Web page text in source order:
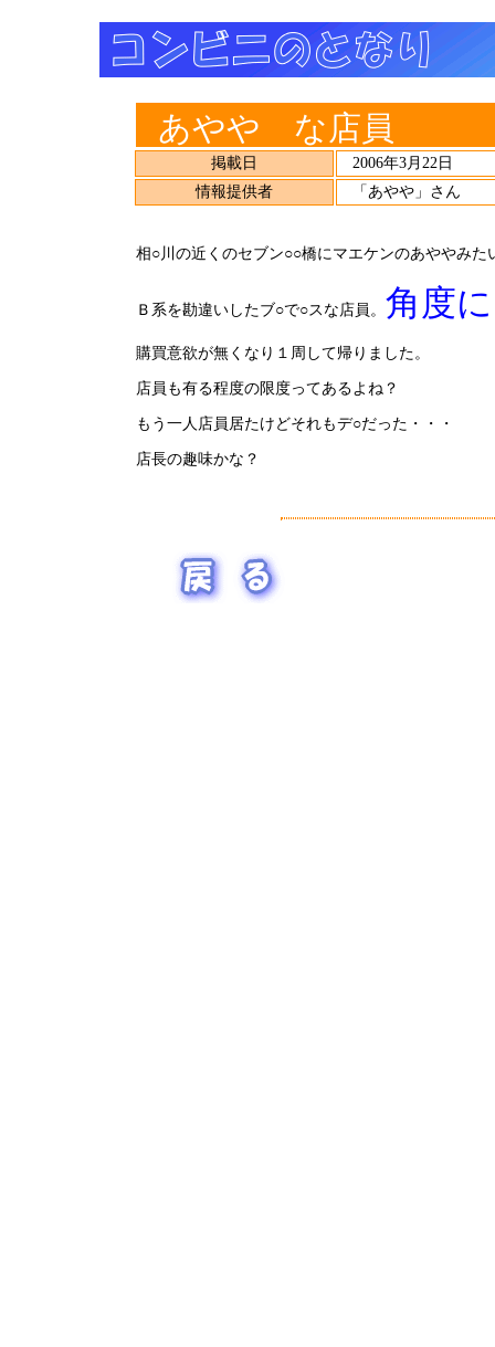
あやや な店員
掲載日
2006年3月22日
情報提供者
「あやや」さん
相○川の近くのセブン○○橋にマエケンのあややみた
Ｂ系を勘違いしたブ○で○スな店員。 角度
購買意欲が無くなり１周して帰りました。
店員も有る程度の限度ってあるよね？
もう一人店員居たけどそれもデ○だった・・・
店長の趣味かな？